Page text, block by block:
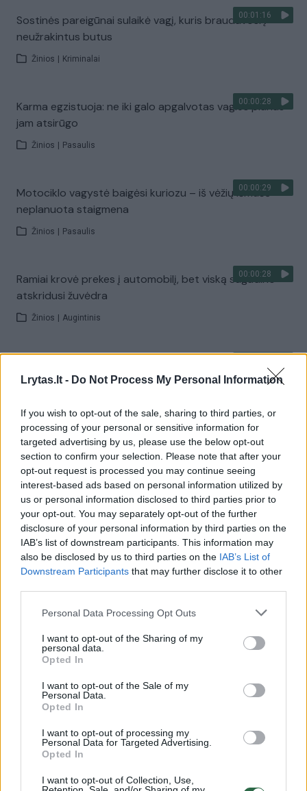
Lrytas.lt - Do Not Process My Personal Information
If you wish to opt-out of the sale, sharing to third parties, or
processing of your personal or sensitive information for
targeted advertising by us, please use the below opt-out
section to confirm your selection. Please note that after your
opt-out request is processed you may continue seeing
interest-based ads based on personal information utilized by
us or personal information disclosed to third parties prior to
your opt-out. You may separately opt-out of the further
disclosure of your personal information by third parties on the
IAB’s list of downstream participants. This information may
also be disclosed by us to third parties on the IAB’s List of
Downstream Participants that may further disclose it to other
Personal Data Processing Opt Outs
I want to opt-out of the Sharing of my
personal data.
Opted In
I want to opt-out of the Sale of my
Personal Data.
Opted In
I want to opt-out of processing my
Personal Data for Targeted Advertising.
Opted In
I want to opt-out of Collection, Use,
00:01:16
Sostinės pareigūnai sulaikė vagį, kuris braudavosi į
neužrakintus butus
Žinios Kriminalai
00:00:28
Karma egzistuoja: ne iki galo apgalvotas vagies planas
jam atsirūgo
Žinios Pasaulis
00:00:29
Motociklo vagystė baigėsi kuriozu – iš vėžių išmušė
neplanuota staigmena
Žinios Pasaulis
00:00:28
Ramiai krovė prekes į automobilį, bet viską sugadino
atskridusi žuvėdra
Žinios Augintinis
tūkstančius
00:00:45
Ilgapirščio vagystė pasisuko netikėta linkme – teko
gerokai pasukti galvą
Žinios | Pasaulis
00:01:06
Vilniaus pareigūnams įkliuvo vos prieš valandą iš
komisariato išleistas vagis
Žinios | Kriminalai
00:00:41
patyrusius pareigūnus
Žinios | Pasaulis
Nufilmuota kurioziška vagystė: keistą įsibrovimą sekė
dar keistesnis grobis
Žinios | Pasaulis